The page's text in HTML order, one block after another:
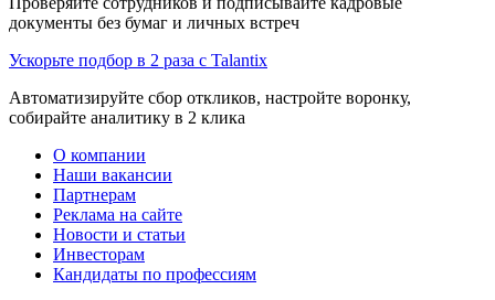
документы без бумаг и личных встреч
Ускорьте подбор в 2 раза с Talantix
Автоматизируйте сбор откликов, настройте воронку,
собирайте аналитику в 2 клика
О компании
Наши вакансии
Партнерам
Реклама на сайте
Новости и статьи
Инвесторам
Кандидаты по профессиям